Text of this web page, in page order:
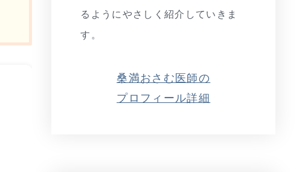
るようにやさしく紹介していきま
す。
桑満おさむ医師の
プロフィール詳細